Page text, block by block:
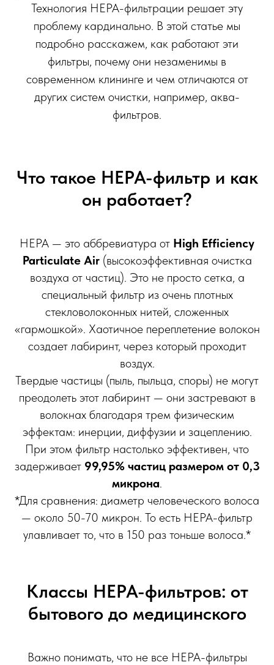
Технология HEPA-фильтрации решает эту
проблему кардинально. В этой статье мы
подробно расскажем, как работают эти
фильтры, почему они незаменимы в
современном клининге и чем отличаются от
других систем очистки, например, аква-
фильтров.
Что такое HEPA-фильтр и как
он работает?
HEPA — это аббревиатура от High Efficiency
Particulate Air(высокоэффективная очистка
воздуха от частиц). Это не просто сетка, а
специальный фильтр из очень плотных
стекловолоконных нитей, сложенных
«гармошкой». Хаотичное переплетение волокон
создает лабиринт, через который проходит
воздух.
Твердые частицы (пыль, пыльца, споры) не могут
преодолеть этот лабиринт — они застревают в
волокнах благодаря трем физическим
эффектам: инерции, диффузии и зацеплению.
При этом фильтр настолько эффективен, что
задерживает 99,95% частиц размером от 0,3
микрона.
*Для сравнения: диаметр человеческого волоса
— около 50-70 микрон. То есть HEPA-фильтр
улавливает то, что в 150 раз тоньше волоса.*
Классы HEPA-фильтров: от
бытового до медицинского
Важно понимать, что не все HEPA-фильтры